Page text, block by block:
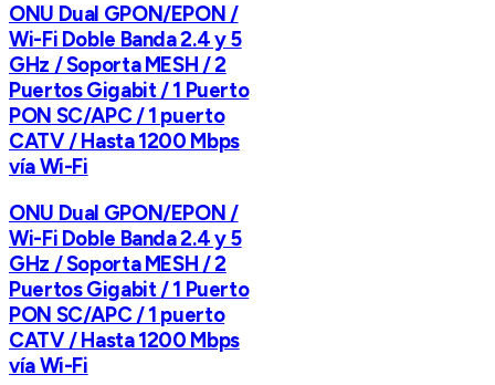
ONU Dual GPON/EPON /
Wi-Fi Doble Banda 2.4 y 5
GHz / Soporta MESH / 2
Puertos Gigabit / 1 Puerto
PON SC/APC / 1 puerto
CATV / Hasta 1200 Mbps
vía Wi-Fi
ONU Dual GPON/EPON /
Wi-Fi Doble Banda 2.4 y 5
GHz / Soporta MESH / 2
Puertos Gigabit / 1 Puerto
PON SC/APC / 1 puerto
CATV / Hasta 1200 Mbps
vía Wi-Fi